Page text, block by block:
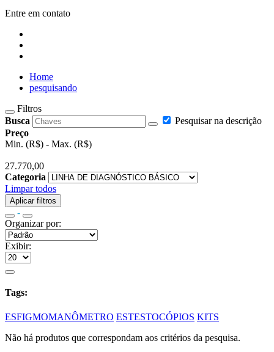
Entre em contato
Home
pesquisando
Filtros
Busca
Pesquisar na descrição
Preço
Min. (R$) - Max. (R$)
27.770,00
Categoria
Limpar todos
Aplicar filtros
-
Organizar por:
Exibir:
Tags:
ESFIGMOMANÔMETRO ESTESTOCÓPIOS KITS
Não há produtos que correspondam aos critérios da pesquisa.